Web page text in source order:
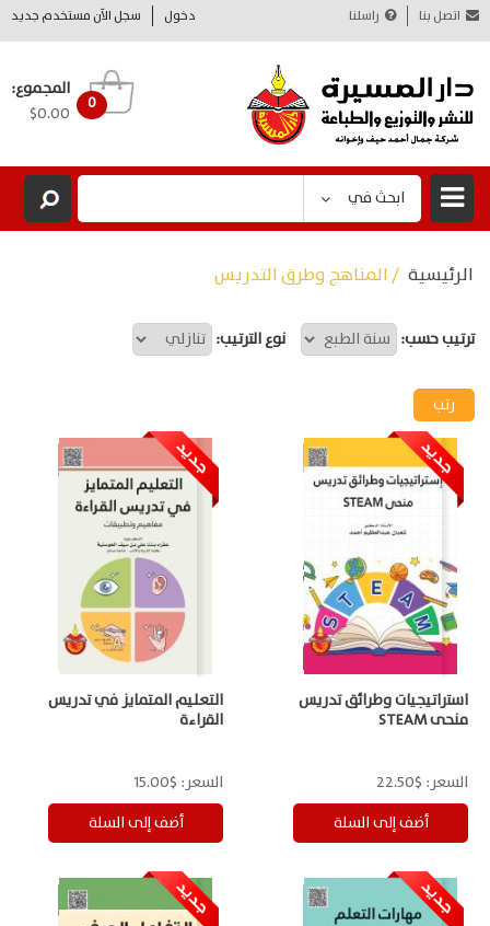
دخول سجل الآن مستخدم جديد اتصل بنا راسلنا
0
المجموع:
$0.00
ابحث في
الرئيسية / المناهج وطرق التدريس
ترتيب حسب: نوع الترتيب:
استراتيجيات وطرائق تدريس
منحى STEAM
السعر: $22.50
التعليم المتمايز في تدريس
القراءة
السعر: $15.00